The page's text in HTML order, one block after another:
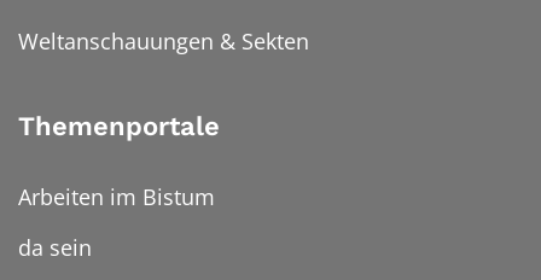
Weltanschauungen & Sekten
Themenportale
Arbeiten im Bistum
da sein